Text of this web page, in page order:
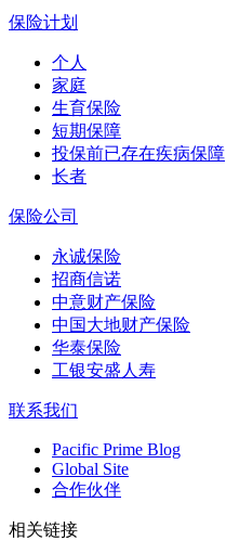
保险计划
个人
家庭
生育保险
短期保障
投保前已存在疾病保障
长者
保险公司
永诚保险
招商信诺
中意财产保险
中国大地财产保险
华泰保险
工银安盛人寿
联系我们
Pacific Prime Blog
Global Site
合作伙伴
相关链接